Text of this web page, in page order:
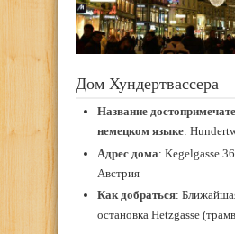
Дом Хундертвассера
Название
немецком языке:
Адрес дома: Kegelgasse
Австрия
Как добраться:
остановка Hetzgasse